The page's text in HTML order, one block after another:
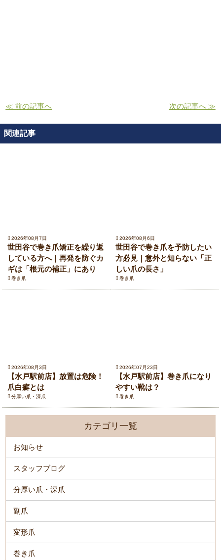
≪ 前の記事へ 次の記事へ ≫
関連記事
2026年08月7日
世田谷で巻き爪矯正を繰り返
している方へ｜再発を防ぐカ
ギは「根元の補正」にあり
巻き爪
2026年08月6日
世田谷で巻き爪を予防したい
方必見｜意外と知らない「正
しい爪の長さ」
巻き爪
2026年08月3日
【水戸駅前店】放置は危険！
爪白癬とは
分厚い爪・深爪
2026年07月23日
【水戸駅前店】巻き爪になり
やすい靴は？
巻き爪
カテゴリ一覧
お知らせ
スタッフブログ
分厚い爪・深爪
副爪
変形爪
巻き爪